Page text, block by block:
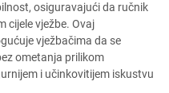
osiguravajući da ručnik
cijele vježbe. Ovaj
vježbačima da se
ometanja prilikom
i učinkovitijem iskustvu